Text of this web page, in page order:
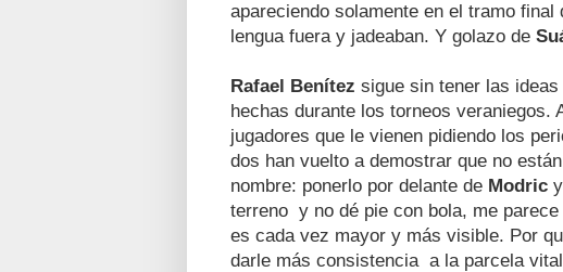
apareciendo solamente en el tramo
lengua fuera y jadeaban. Y golazo de
Rafael Benítez sigue sin tener las
hechas durante los torneos veraniegos.
jugadores que le vienen pidiendo los
dos han vuelto a demostrar que no
nombre: ponerlo por delante de Modric y
terreno y no dé pie con bola, me
es cada vez mayor y más visible. Por
darle más consistencia a la parcela